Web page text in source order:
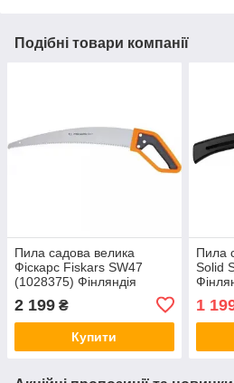
Подібні товари компанії
Пила садова велика
Фіскарс Fiskars SW47
(1028375) Фінляндія
2 199 ₴
Купити
Пила
Solid
1